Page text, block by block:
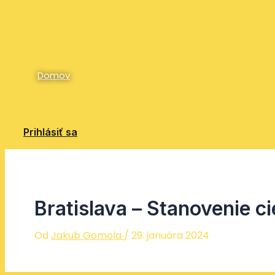
Domov
Prihlásiť sa
Bratislava – Stanovenie
OdJakub Gomola / 29. januára 2024